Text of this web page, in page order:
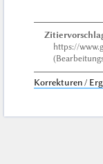
https://
Korrekturen /